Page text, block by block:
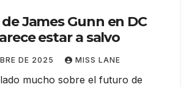
James Gunn en DC
estar a salvo
DE 2025 MISS LANE
mucho sobre el futuro de